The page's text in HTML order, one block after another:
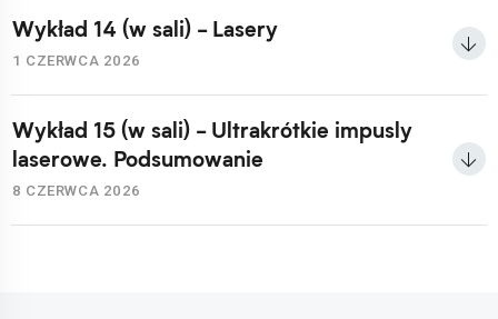
Wykład 14 (w sali) - Lasery
1 CZERWCA 2026
Wykład 15 (w sali) - Ultrakrótkie impusly
laserowe. Podsumowanie
8 CZERWCA 2026